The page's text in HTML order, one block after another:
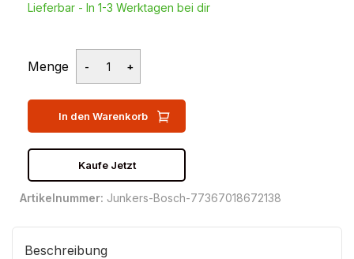
Lieferbar - In 1-3 Werktagen bei dir
Menge
In den Warenkorb
Kaufe Jetzt
Artikelnummer: Junkers-Bosch-77367018672138
Beschreibung